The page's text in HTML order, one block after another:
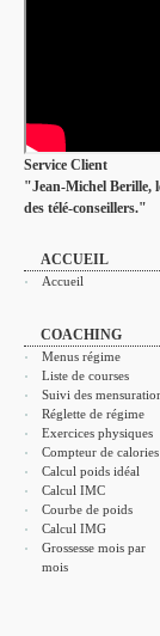
Service Client
"Jean-Michel Berille,
des télé-conseillers."
ACCUEIL
Accueil
COACHING
Menus régime
Liste de courses
Suivi des
Réglette de régime
Exercices physiques
Compteur de calories
Calcul poids idéal
Calcul IMC
Courbe de poids
Calcul IMG
Grossesse mois par
mois